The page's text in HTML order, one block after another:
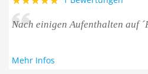
Nach einigen Aufenthalten auf
Mehr Infos